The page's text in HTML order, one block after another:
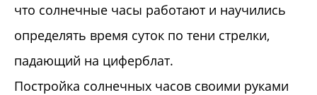
что солнечные часы работают и научились
определять время суток по тени стрелки,
падающий на циферблат.
Постройка солнечных часов своими руками